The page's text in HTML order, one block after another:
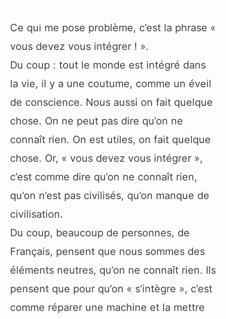
Ce qui me pose problème, c’est la phrase «
vous devez vous intégrer ! ».
Du coup : tout le monde est intégré dans
la vie, il y a une coutume, comme un éveil
de conscience. Nous aussi on fait quelque
chose. On ne peut pas dire qu’on ne
connaît rien. On est utiles, on fait quelque
chose. Or, « vous devez vous intégrer »,
c’est comme dire qu’on ne connaît rien,
qu’on n’est pas civilisés, qu’on manque de
civilisation.
Du coup, beaucoup de personnes, de
Français, pensent que nous sommes des
éléments neutres, qu’on ne connaît rien. Ils
pensent que pour qu’on « s’intègre », c’est
comme réparer une machine et la mettre